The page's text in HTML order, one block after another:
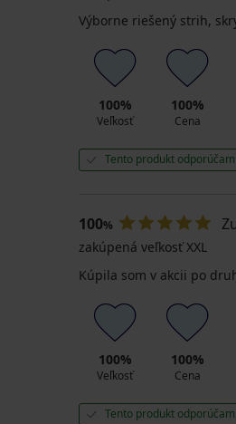
€
Výborne riešený strih,
100%
Veľkosť
100%
Cena
Tento produkt odporúčam
100%
zakúpená veľkosť XXL
Kúpila som v akcii po
100%
Veľkosť
100%
Cena
Tento produkt odporúčam